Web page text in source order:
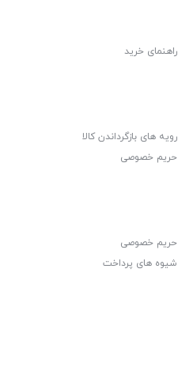
راهنمای خرید
رویه های بازگرداندن کالا
حریم خصوصی
حریم خصوصی
شیوه های پرداخت